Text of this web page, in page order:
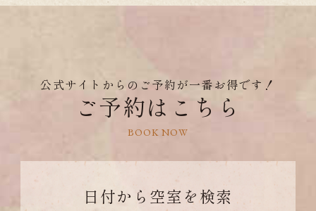
公式サイトからのご予約が一番お得です！
ご予約はこちら
BOOK NOW
日付から 空室を検索